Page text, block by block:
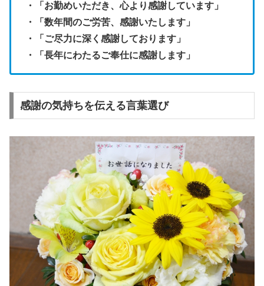
・「お勤めいただき、心より感謝しています」
・「数年間のご労苦、感謝いたします」
・「ご尽力に深く感謝しております」
・「長年にわたるご奉仕に感謝します」
感謝の気持ちを伝える言葉選び